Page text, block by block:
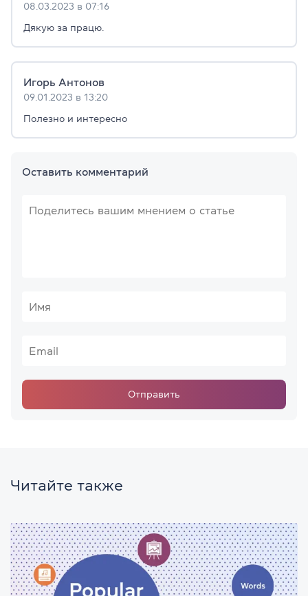
08.03.2023 в 07:16
Дякую за працю.
Игорь Антонов
09.01.2023 в 13:20
Полезно и интересно
Оставить комментарий
Отправить
Читайте также